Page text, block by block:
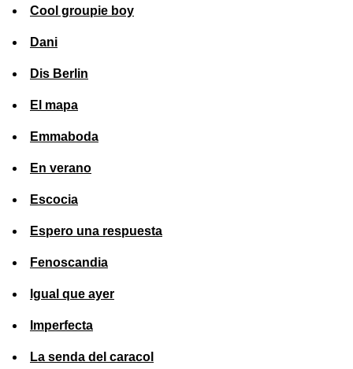
Cool groupie boy
Dani
Dis Berlin
El mapa
Emmaboda
En verano
Escocia
Espero una respuesta
Fenoscandia
Igual que ayer
Imperfecta
La senda del caracol